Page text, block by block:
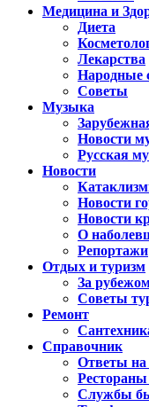
Медицина и
Диета
Лекарства
Народные
Советы
Музыка
Новости
Русская
Новости
Новости
Новости
О
Репортажи
Отдых и туризм
За
Советы
Ремонт
Справочник
Ответы на
Службы